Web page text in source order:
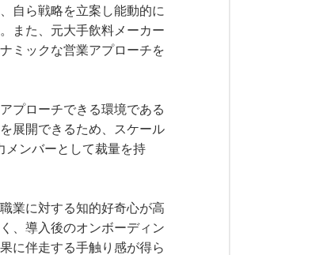
自ら戦略を立案し能動的に
また、元大手飲料メーカー
ミックな営業アプローチを
プローチできる環境である
展開できるため、スケール
メンバーとして裁量を持
業に対する知的好奇心が高
、導入後のオンボーディン
に伴走する手触り感が得ら